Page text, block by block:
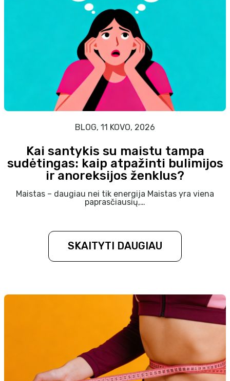
BLOG, 11 KOVO, 2026
Kai santykis su maistu tampa
sudėtingas: kaip atpažinti bulimijos
ir anoreksijos ženklus?
Maistas – daugiau nei tik energija Maistas yra viena
paprasčiausių,…
SKAITYTI DAUGIAU